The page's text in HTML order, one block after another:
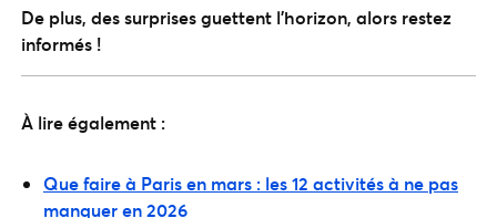
De plus, des surprises guettent l’horizon, alors restez
informés !
À lire également :
Que faire à Paris en mars : les 12 activités à ne pas
manquer en 2026